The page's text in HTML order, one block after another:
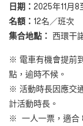
日期： 2025年11月
名額： 12名／班次
集合地點： 西環干
※ 電車有機會提前
點，逾時不候。
※ 活動時長因應交
計活動時長。
※ 一人一票，適合